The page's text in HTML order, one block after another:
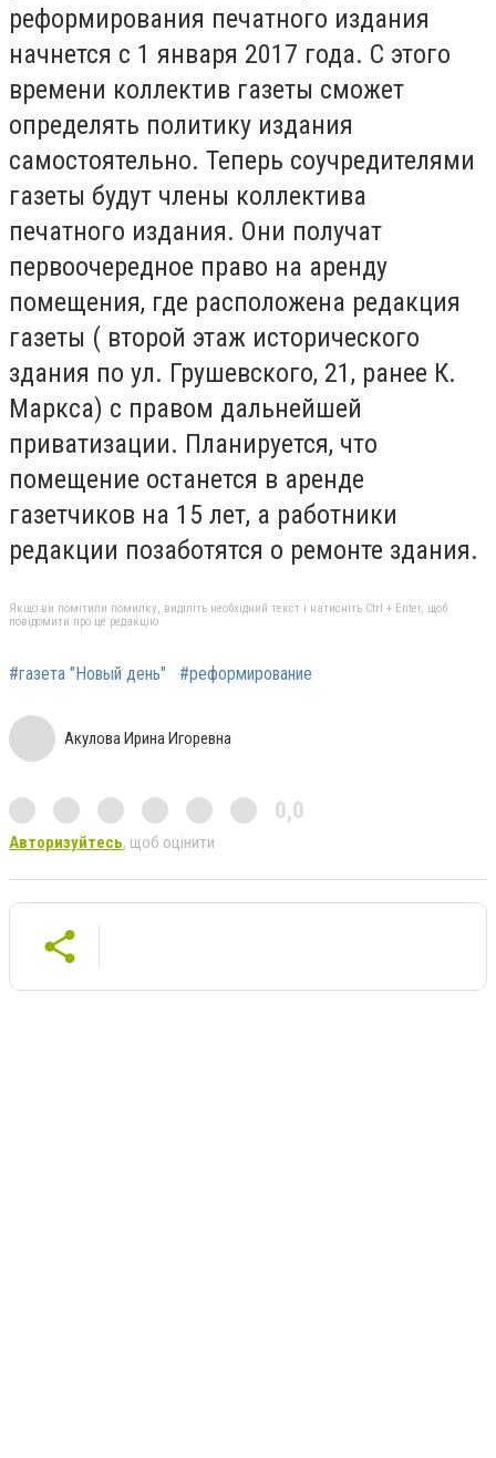
реформирования печатного издания
начнется с 1 января 2017 года. С этого
времени коллектив газеты сможет
определять политику издания
самостоятельно. Теперь соучредителями
газеты будут члены коллектива
печатного издания. Они получат
первоочередное право на аренду
помещения, где расположена редакция
газеты ( второй этаж исторического
здания по ул. Грушевского, 21, ранее К.
Маркса) с правом дальнейшей
приватизации. Планируется, что
помещение останется в аренде
газетчиков на 15 лет, а работники
редакции позаботятся о ремонте здания.
Якщо ви помітили помилку, виділіть необхідний текст і натисніть Ctrl + Enter, щоб
повідомити про це редакцію
#газета "Новый день" #реформирование
Акулова Ирина Игоревна
0,0
Авторизуйтесь, щоб оцінити